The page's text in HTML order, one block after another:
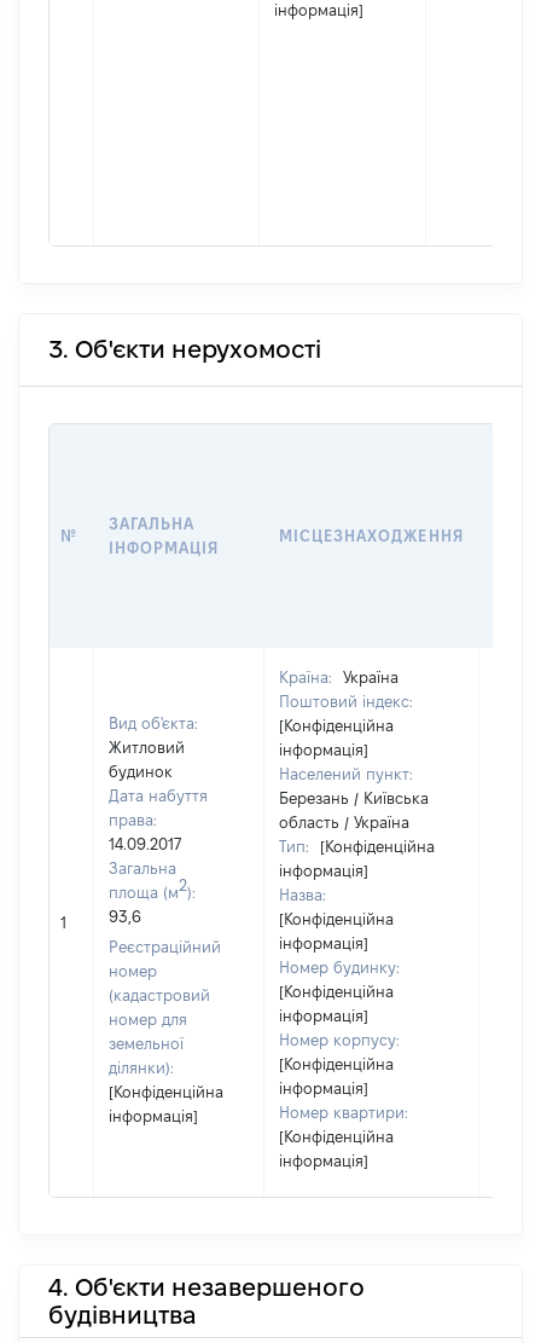
інформація]
3. Об'єкти нерухомості
№
ЗАГАЛЬНА
ІНФОРМАЦІЯ
МІСЦЕЗНАХОДЖЕННЯ
1
Вид об'єкта:
Житловий
будинок
Дата набуття
права:
14.09.2017
Загальна
площа (м2):
93,6
Реєстраційний
номер
(кадастровий
номер для
земельної
ділянки):
[Конфіденційна
інформація]
Країна:
Україна
Поштовий індекс:
[Конфіденційна
інформація]
Населений пункт:
Березань / Київська
область / Україна
Тип:
[Конфіденційна
інформація]
Назва:
[Конфіденційна
інформація]
Номер будинку:
[Конфіденційна
інформація]
Номер корпусу:
[Конфіденційна
інформація]
Номер квартири:
[Конфіденційна
інформація]
4. Об'єкти незавершеного
будівництва